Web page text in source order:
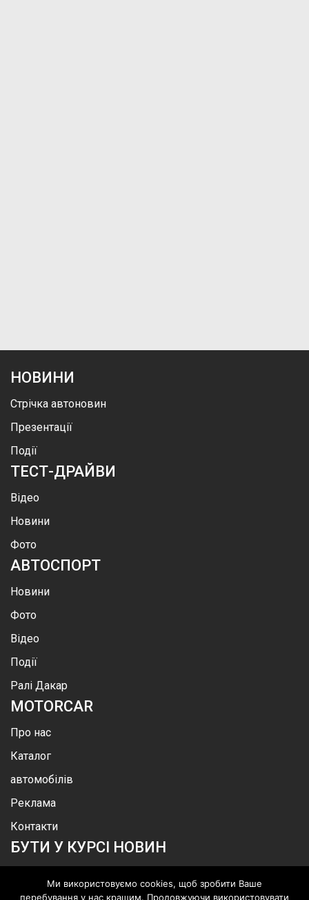
НОВИНИ
Стрічка автоновин
Презентації
Події
ТЕСТ-ДРАЙВИ
Відео
Новини
Фото
АВТОСПОРТ
Новини
Фото
Відео
Події
Ралі Дакар
MOTORCAR
Про нас
Каталог
автомобілів
Реклама
Контакти
БУТИ У КУРСІ НОВИН
Ми використовуємо cookies, щоб зробити Ваше
перебування у нас кращим. Продовжуючи використовувати